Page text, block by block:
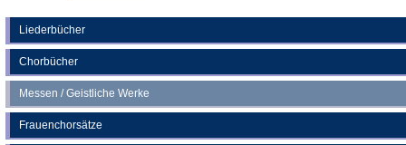
Liederbücher
Chorbücher
Messen / Geistliche Werke
Frauenchorsätze